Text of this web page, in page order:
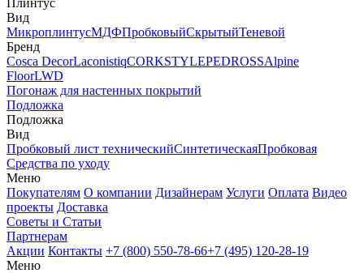
Плинтус
Вид
МикроплинтусМДФПробковыйСкрытыйТеневой
Бренд
Cosca DecorLaconistiqCORKSTYLEPEDROSSAlpine
FloorLWD
Погонаж для настенных покрытий
Подложка
Подложка
Вид
Пробковый лист техническийСинтетическаяПробковая
Средства по уходу
Меню
Покупателям О компании Дизайнерам Услуги Оплата Видео
проекты Доставка
Советы и Статьи
Партнерам
Акции Контакты +7 (800) 550-78-66+7 (495) 120-28-19
Меню